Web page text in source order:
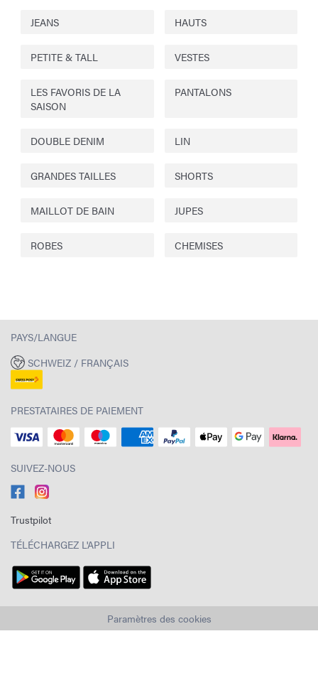
JEANS HAUTS
PETITE & TALL VESTES
LES FAVORIS DE LA
SAISON
PANTALONS
DOUBLE DENIM LIN
GRANDES TAILLES SHORTS
MAILLOT DE BAIN JUPES
ROBES CHEMISES
PAYS/LANGUE
SCHWEIZ / FRANÇAIS
PRESTATAIRES DE PAIEMENT
SUIVEZ-NOUS
Trustpilot
TÉLÉCHARGEZ L'APPLI
Paramètres des cookies